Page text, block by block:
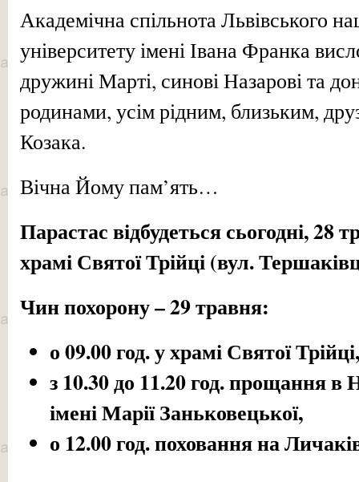
Академічна спільнота Львівського
університету імені Івана Франка
дружині Марті, синові Назарові та
родинами, усім рідним, близьким,
Козака.
Вічна Йому пам’ять…
Парастас відбудеться сьогодні, 28
храмі Святої Трійці (вул.
Чин похорону – 29 травня:
о 09.00 год. у храмі Святої
з 10.30 до 11.20 год. прощання в
імені Марії Заньковецької,
о 12.00 год. поховання на